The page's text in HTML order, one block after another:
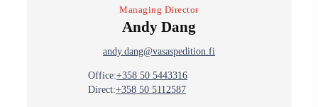
Managing Director
Andy Dang
andy.dang@vasaspedition.fi
Office:+358 50 5443316
Direct:+358 50 5112587